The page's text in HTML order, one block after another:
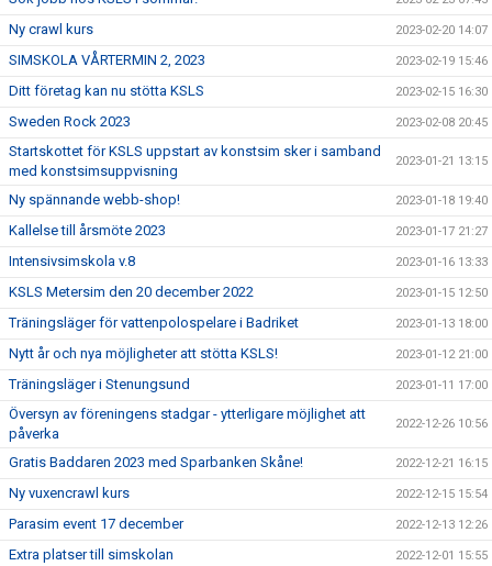
Ny crawl kurs 2023-02-20 14:07
SIMSKOLA VÅRTERMIN 2, 2023 2023-02-19 15:46
Ditt företag kan nu stötta KSLS 2023-02-15 16:30
Sweden Rock 2023 2023-02-08 20:45
Startskottet för KSLS uppstart av konstsim sker i samband
med konstsimsuppvisning
2023-01-21 13:15
Ny spännande webb-shop! 2023-01-18 19:40
Kallelse till årsmöte 2023 2023-01-17 21:27
Intensivsimskola v.8 2023-01-16 13:33
KSLS Metersim den 20 december 2022 2023-01-15 12:50
Träningsläger för vattenpolospelare i Badriket 2023-01-13 18:00
Nytt år och nya möjligheter att stötta KSLS! 2023-01-12 21:00
Träningsläger i Stenungsund 2023-01-11 17:00
Översyn av föreningens stadgar - ytterligare möjlighet att
påverka
2022-12-26 10:56
Gratis Baddaren 2023 med Sparbanken Skåne! 2022-12-21 16:15
Ny vuxencrawl kurs 2022-12-15 15:54
Parasim event 17 december 2022-12-13 12:26
Extra platser till simskolan 2022-12-01 15:55